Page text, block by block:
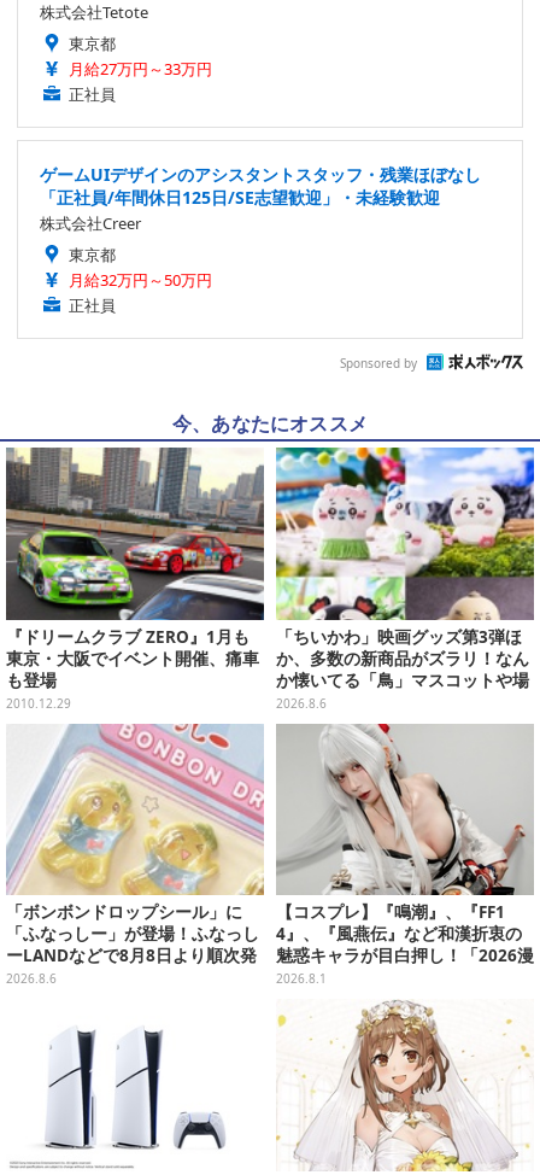
株式会社Tetote
東京都
月給27万円～33万円
正社員
ゲームUIデザインのアシスタントスタッフ・残業ほぼなし
「正社員/年間休日125日/SE志望歓迎」・未経験歓迎
株式会社Creer
東京都
月給32万円～50万円
正社員
Sponsored by
今、あなたにオススメ
『ドリームクラブ ZERO』1月も
東京・大阪でイベント開催、痛車
も登場
2010.12.29
「ちいかわ」映画グッズ第3弾ほ
か、多数の新商品がズラリ！なん
か懐いてる「鳥」マスコットや場
面写アイテムなど必見のラインナ
ップ
2026.8.6
「ボンボンドロップシール」に
「ふなっしー」が登場！ふなっし
ーLANDなどで8月8日より順次発
売
2026.8.6
【コスプレ】『鳴潮』、『FF1
4』、『風燕伝』など和漢折衷の
魅惑キャラが目白押し！「2026漫
画博覧会」美麗レイヤー13選【写
2026.8.1